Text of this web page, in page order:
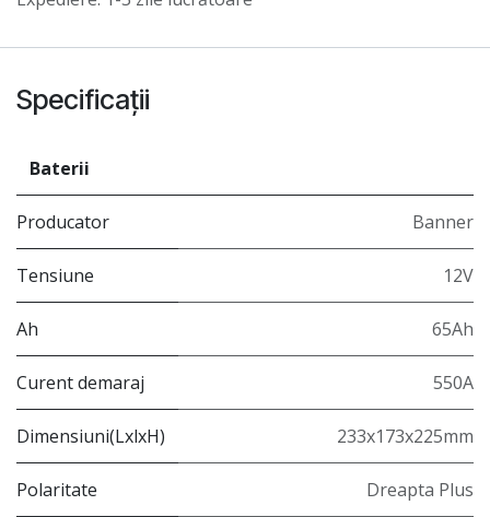
Specificații
Baterii
Producator Banner
Tensiune 12V
Ah 65Ah
Curent demaraj 550A
Dimensiuni(LxlxH) 233x173x225mm
Polaritate Dreapta Plus